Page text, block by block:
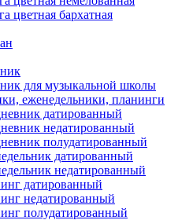
цветная бархатная
для музыкальной школы
еженедельники, планинги
датированный
недатированный
полудатированный
датированный
недатированный
датированный
недатированный
полудатированный